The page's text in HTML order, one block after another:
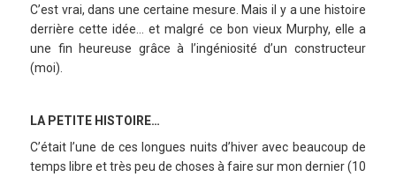
C’est vrai, dans une certaine mesure. Mais il y a une histoire
derrière cette idée… et malgré ce bon vieux Murphy, elle a
une fin heureuse grâce à l’ingéniosité d’un constructeur
(moi).
LA PETITE HISTOIRE…
C’était l’une de ces longues nuits d’hiver avec beaucoup de
temps libre et très peu de choses à faire sur mon dernier (10